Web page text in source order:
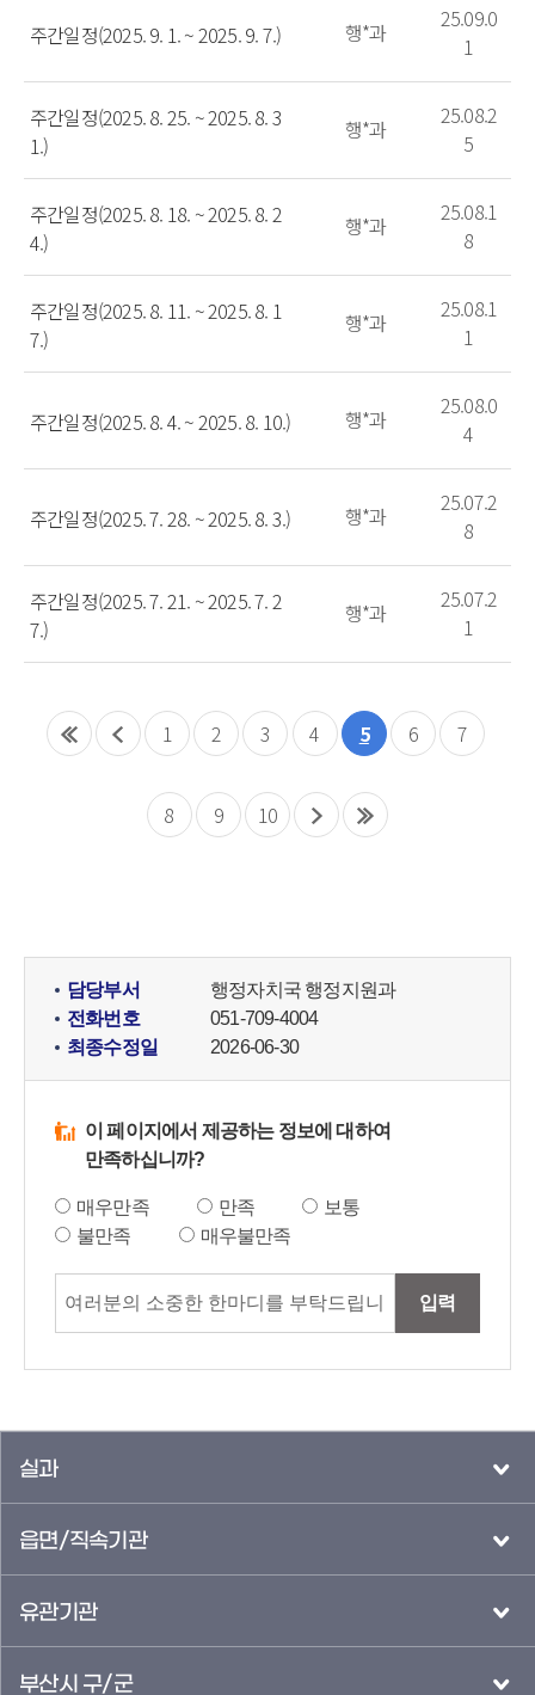
주간일정(2025. 9. 1. ~ 2025. 9. 7.) 행*과
25.09.0
1
주간일정(2025. 8. 25. ~ 2025. 8. 3
1.)
행*과
25.08.2
5
주간일정(2025. 8. 18. ~ 2025. 8. 2
4.)
행*과
25.08.1
8
주간일정(2025. 8. 11. ~ 2025. 8. 1
7.)
행*과
25.08.1
1
주간일정(2025. 8. 4. ~ 2025. 8. 10.) 행*과
25.08.0
4
주간일정(2025. 7. 28. ~ 2025. 8. 3.) 행*과
25.07.2
8
주간일정(2025. 7. 21. ~ 2025. 7. 2
7.)
행*과
25.07.2
1
1 2 3 4 5 6 7
8 9 10
담당부서
행정자치국 행정지원과
전화번호
051-709-4004
최종수정일
2026-06-30
이 페이지에서 제공하는 정보에 대하여
만족하십니까?
매우만족 만족
보통
불만족
매우불만족
입력
실과
읍면/직속기관
유관기관
부산시 구/군